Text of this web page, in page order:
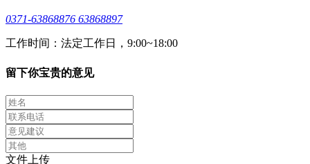
0371-63868876 63868897
工作时间：法定工作日，9:00~18:00
留下你宝贵的意见
文件上传